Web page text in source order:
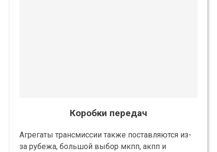
Коробки передач
Агрегаты трансмиссии также поставляются из-
за рубежа, большой выбор мкпп, акпп и